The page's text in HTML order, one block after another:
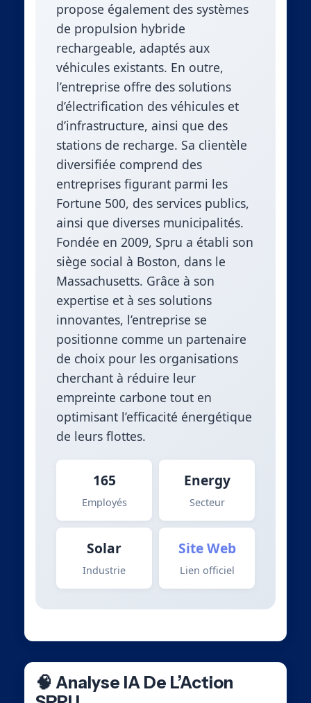
propose également des systèmes
de propulsion hybride
rechargeable, adaptés aux
véhicules existants. En outre,
l’entreprise offre des solutions
d’électrification des véhicules et
d’infrastructure, ainsi que des
stations de recharge. Sa clientèle
diversifiée comprend des
entreprises figurant parmi les
Fortune 500, des services publics,
ainsi que diverses municipalités.
Fondée en 2009, Spru a établi son
siège social à Boston, dans le
Massachusetts. Grâce à son
expertise et à ses solutions
innovantes, l’entreprise se
positionne comme un partenaire
de choix pour les organisations
cherchant à réduire leur
empreinte carbone tout en
optimisant l’efficacité énergétique
de leurs flottes.
165
Employés
Energy
Secteur
Solar
Industrie
Site Web
Lien officiel
🧠 Analyse IA De L’Action